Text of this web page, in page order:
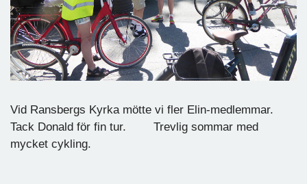
Vid Ransbergs Kyrka mötte vi fler Elin-medlemmar.
Tack Donald för fin tur. Trevlig sommar med
mycket cykling.